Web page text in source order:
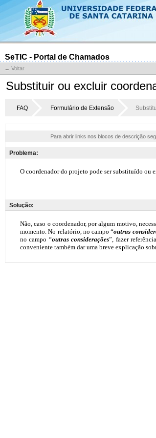
SeTIC - Portal de Chamados
← Voltar
Substituir ou excluir
FAQ Formulário de Extensão
Para abrir links nos blocos de descrição
Problema:
Solução: